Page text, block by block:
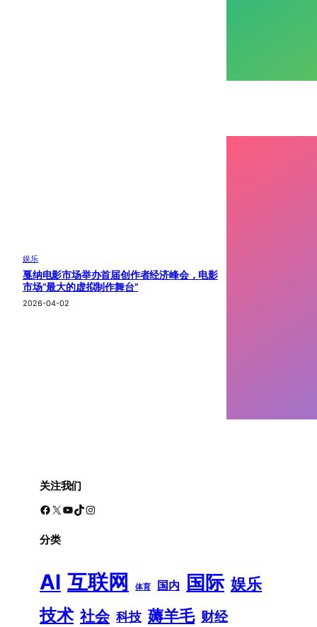
娱乐
戛纳电影市场举办首届创作者经济峰会，电影
市场“最大的虚拟制作舞台”
2026-04-02
关注我们
Facebook X YouTube TikTok Instagram
分类
AI 互联网 体育 国内 国际 娱乐
技术 社会 科技 薅羊毛 财经